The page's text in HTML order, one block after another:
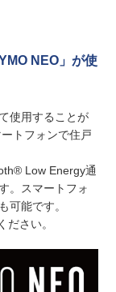
NEO」が使
使用することが
トフォンで住戸
Low Energy通
。スマートフォ
可能です。
ださい。